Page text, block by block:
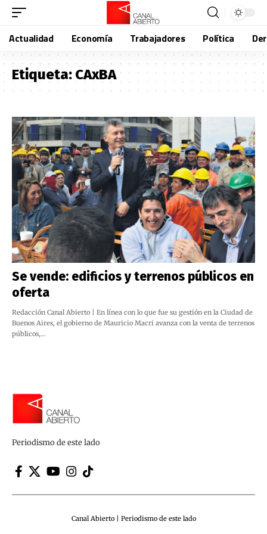
Actualidad Economía Trabajadores Política
Etiqueta:CAxBA
Se vende: edificios y terrenos públicos en
oferta
Redacción Canal Abierto | En línea con lo que fue su gestión en la Ciudad de
Buenos Aires, el gobierno de Mauricio Macri avanza con la venta de terrenos
públicos,…
Periodismo de este lado
Canal Abierto | Periodismo de este lado